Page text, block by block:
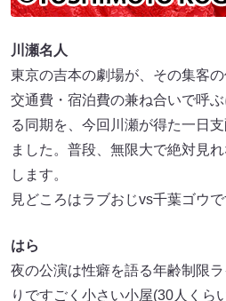
川瀬名人
東京の吉本の劇場が、その集客
交通費・宿泊費の兼ね合いで呼
る同期を、今回川瀬が得た一日
ました。普段、無限大で絶対見
します。
見どころはラブおじvs千葉ゴウで
はら
夜の公演は性癖を語る年齢制限
りですごく小さい小屋(30人くら